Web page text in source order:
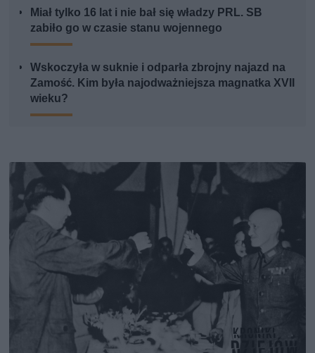
Miał tylko 16 lat i nie bał się władzy PRL. SB
zabiło go w czasie stanu wojennego
Wskoczyła w suknie i odparła zbrojny najazd na
Zamość. Kim była najodważniejsza magnatka XVII
wieku?